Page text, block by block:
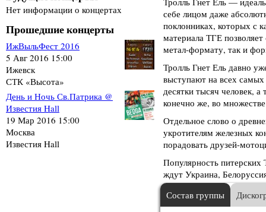
Нет информации о концертах
Прошедшие концерты
ИжВыльФест 2016
5 Авг 2016 15:00
Ижевск
СТК «Высота»
День и Ночь Св.Патрика @
Известия Hall
19 Мар 2016 15:00
Москва
Известия Hall
себе лицом даже
поклонниках, которых с
материала ТГЕ позволяет
метал-формату, так и
Тролль Гнет Ель давно
выступают на всех
десятки тысяч человек,
конечно же, во
Отдельное слово о
укротителям железных
порадовать друзей-
Популярность
ждут Украина,
Состав группы